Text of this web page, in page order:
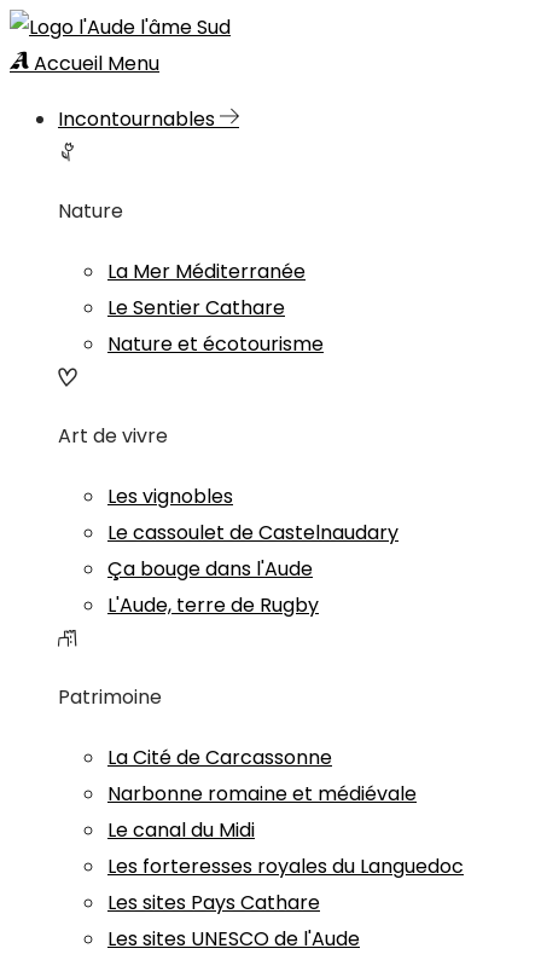
Accueil Menu
Incontournables
Nature
La Mer Méditerranée
Le Sentier Cathare
Nature et écotourisme
Art de vivre
Les vignobles
Le cassoulet de Castelnaudary
Ça bouge dans l'Aude
L'Aude, terre de Rugby
Patrimoine
La Cité de Carcassonne
Narbonne romaine et médiévale
Le canal du Midi
Les forteresses royales du Languedoc
Les sites Pays Cathare
Les sites UNESCO de l'Aude